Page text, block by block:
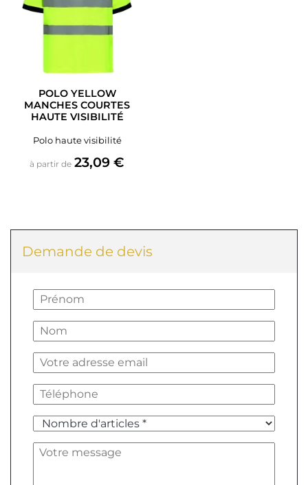
POLO YELLOW
MANCHES COURTES
HAUTE VISIBILITÉ
Polo haute visibilité
à partir de Prix
23,09 €
Demande de devis